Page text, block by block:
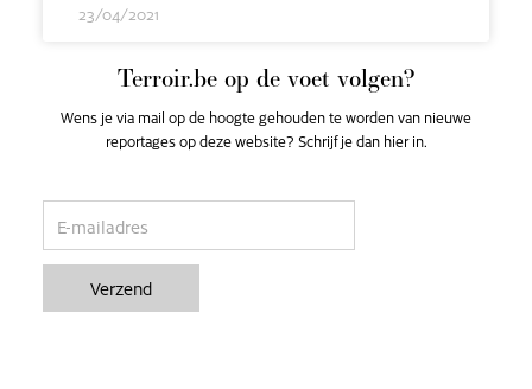
23/04/2021
Terroir.be op de voet volgen?
Wens je via mail op de hoogte gehouden te worden van nieuwe
reportages op deze website? Schrijf je dan hier in.
Verzend